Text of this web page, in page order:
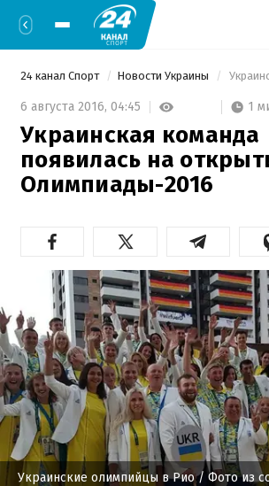
24 канал Спорт Новости Украины
6 августа 2016, 04:45 1
Украинская команда
появилась на
Олимпиады-2016
Украинские олимпийцы в Рио/ Фото из